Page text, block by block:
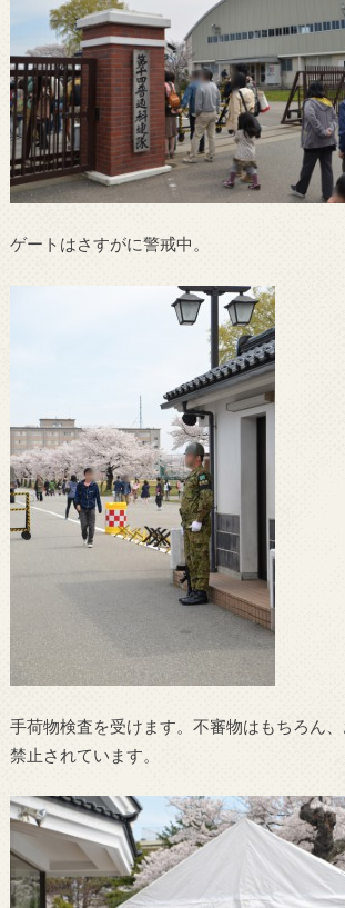
ゲートはさすがに警戒中。
手荷物検査を受けます。不審物はもちろん
禁止されています。